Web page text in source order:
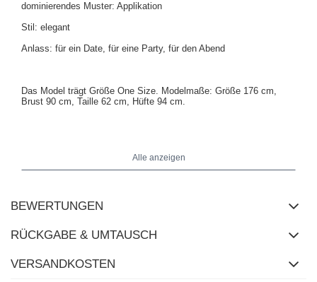
dominierendes Muster: Applikation
Stil: elegant
Anlass: für ein Date, für eine Party, für den Abend
Das Model trägt Größe One Size. Modelmaße: Größe 176 cm,
Brust 90 cm, Taille 62 cm, Hüfte 94 cm.
cm, Breite an den Hüften - 43 cm, Gesamtlänge - 60 cm.
Alle anzeigen
BEWERTUNGEN
RÜCKGABE & UMTAUSCH
VERSANDKOSTEN